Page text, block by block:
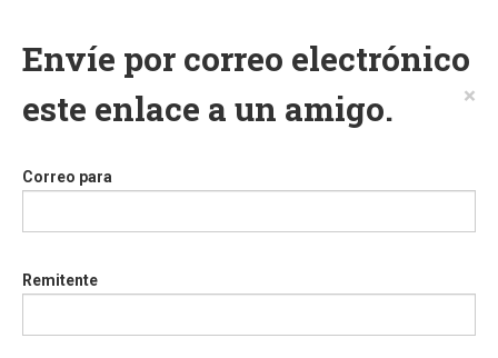
Envíe por correo electrónico
este enlace a un amigo.
×
Correo para
Remitente